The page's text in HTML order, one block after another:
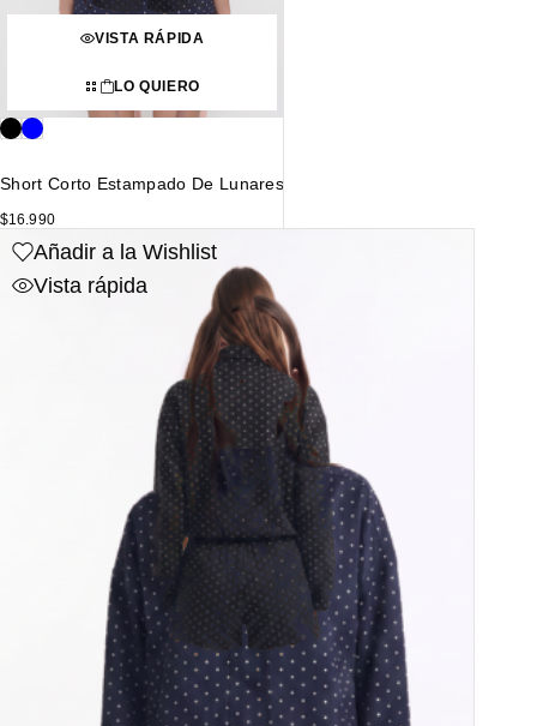
VISTA RÁPIDA
LO QUIERO
Short Corto Estampado De Lunares
$16.990
Añadir a la Wishlist
Vista rápida